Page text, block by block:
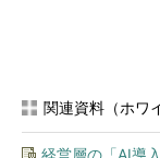
関連資料（ホワ
経営層の「AI導